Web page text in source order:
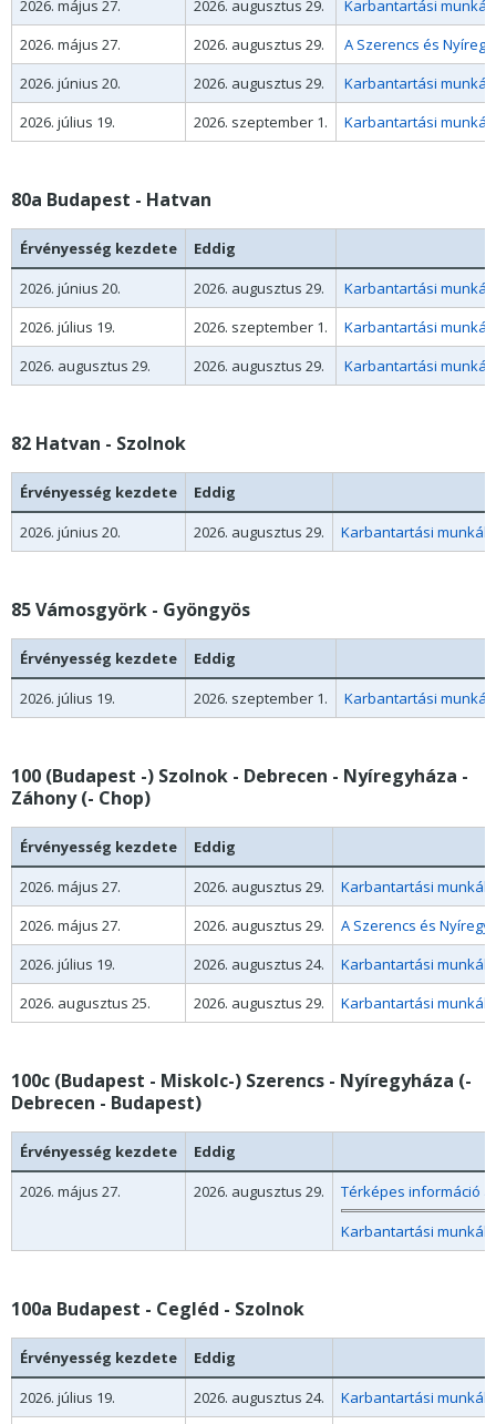
2026. május 27. 2026. augusztus 29.
Karbantartási
2026. május 27.
2026. augusztus 29.
A Szerencs és
2026. június 20.
2026. augusztus 29.
Karbantartási
2026. július 19.
2026. szeptember 1. Karbantartási
80a Budapest - Hatvan
Érvényesség kezdete
Eddig
2026. június 20.
2026. augusztus 29.
Karbantartási
2026. július 19.
2026. szeptember 1.
Karbantartási
2026. augusztus 29.
2026. augusztus 29. Karbantartási
82 Hatvan - Szolnok
Érvényesség kezdete
Eddig
2026. június 20.
2026. augusztus 29. Karbantartási munkák
85 Vámosgyörk - Gyöngyös
Érvényesség kezdete
Eddig
2026. július 19.
2026. szeptember 1. Karbantartási
100 (Budapest -) Szolnok - Debrecen - Nyíregyháza -
Záhony (- Chop)
Érvényesség kezdete
Eddig
2026. május 27.
2026. augusztus 29.
Karbantartási munkák
2026. május 27.
2026. augusztus 29.
A Szerencs és
2026. július 19.
2026. augusztus 24.
Karbantartási munkák
2026. augusztus 25.
2026. augusztus 29. Karbantartási munkák
100c (Budapest - Miskolc-) Szerencs - Nyíregyháza (-
Debrecen - Budapest)
Érvényesség kezdete
Eddig
2026. május 27.
2026. augusztus 29.
Térképes információ
Karbantartási munkák
100a Budapest - Cegléd - Szolnok
Érvényesség kezdete
Eddig
2026. július 19.
2026. augusztus 24.
Karbantartási munkák